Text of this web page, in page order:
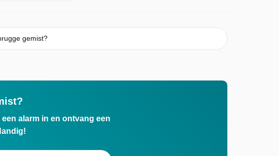
gemist?
alarm in en ontvang een